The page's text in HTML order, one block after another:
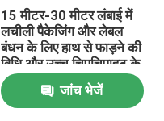
15 मीटर-30 मीटर लंबाई में
लचीली पैकेजिंग और लेबल
बंधन के लिए हाथ से फाड़ने की
विधि और उच्च चिपचिपाहट के
साथ कॉटन हॉट मेल्ट चिपकने
वाला टेप
जांच भेजें